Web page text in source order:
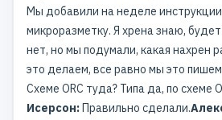
Мы добавили на неделе
микроразметку. Я хрена знаю,
нет, но мы подумали, какая нахрен
это делаем, все равно мы это
Схеме ORC туда? Типа да, по схеме
Исерсон:Правильно сделали.